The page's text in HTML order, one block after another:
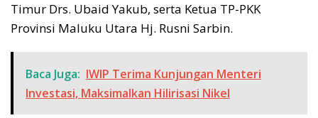
Timur Drs. Ubaid Yakub, serta Ketua TP-PKK
Provinsi Maluku Utara Hj. Rusni Sarbin.
Baca Juga: IWIP Terima Kunjungan Menteri
Investasi, Maksimalkan Hilirisasi Nikel